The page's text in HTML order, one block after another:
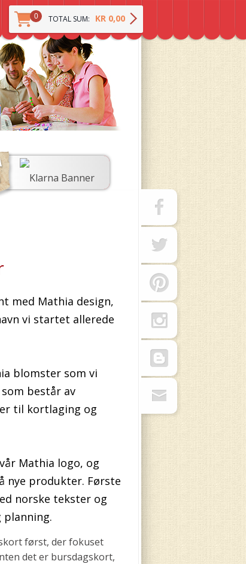
0 TOTAL SUM: KR 0,00
med Mathia design,
vi startet allerede
blomster som vi
består av
til kortlaging og
Mathia logo, og
nye produkter. Første
norske tekster og
først, der fokuset
det er bursdagskort,